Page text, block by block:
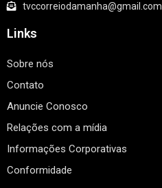
tvccorreiodamanha@gmail.com
Links
Sobre nós
Contato
Anuncie Conosco
Relações com a mídia
Informações Corporativas
Conformidade